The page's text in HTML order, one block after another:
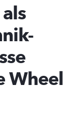
Wheel